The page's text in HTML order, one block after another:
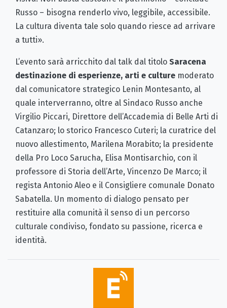
Russo – bisogna renderlo vivo, leggibile, accessibile.
La cultura diventa tale solo quando riesce ad arrivare
a tutti».
L’evento sarà arricchito dal talk dal titolo Saracena
destinazione di esperienze, arti e culture moderato
dal comunicatore strategico Lenin Montesanto, al
quale interverranno, oltre al Sindaco Russo anche
Virgilio Piccari, Direttore dell’Accademia di Belle Arti di
Catanzaro; lo storico Francesco Cuteri; la curatrice del
nuovo allestimento, Marilena Morabito; la presidente
della Pro Loco Sarucha, Elisa Montisarchio, con il
professore di Storia dell’Arte, Vincenzo De Marco; il
regista Antonio Aleo e il Consigliere comunale Donato
Sabatella. Un momento di dialogo pensato per
restituire alla comunità il senso di un percorso
culturale condiviso, fondato su passione, ricerca e
identità.